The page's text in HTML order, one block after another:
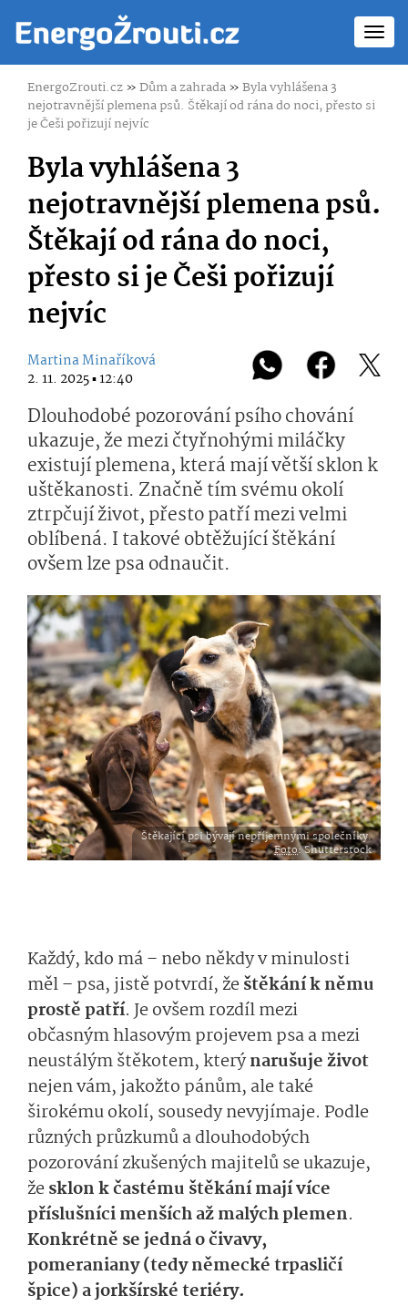
EnergoZrouti.cz»Dům a zahrada»Byla vyhlášena 3
nejotravnější plemena psů. Štěkají od rána do noci, přesto si
je Češi pořizují nejvíc
Byla vyhlášena 3
nejotravnější plemena psů.
Štěkají od rána do noci,
přesto si je Češi pořizují
nejvíc
Martina Minaříková
2. 11. 2025 ▪ 12:40
Dlouhodobé pozorování psího chování
ukazuje, že mezi čtyřnohými miláčky
existují plemena, která mají větší sklon k
uštěkanosti. Značně tím svému okolí
ztrpčují život, přesto patří mezi velmi
oblíbená. I takové obtěžující štěkání
ovšem lze psa odnaučit.
Štěkající psi bývají nepříjemnými společníky.
Foto: Shutterstock
Každý, kdo má – nebo někdy v minulosti
měl – psa, jistě potvrdí, žeštěkání k němu
prostě patří. Je ovšem rozdíl mezi
občasným hlasovým projevem psa a mezi
neustálým štěkotem, kterýnarušuje život
nejen vám, jakožto pánům, ale také
širokému okolí, sousedy nevyjímaje. Podle
různých průzkumů a dlouhodobých
pozorování zkušených majitelů se ukazuje,
žesklon k častému štěkání mají více
příslušníci menších až malých plemen.
Konkrétně se jedná o čivavy,
pomeraniany (tedy německé trpasličí
špice) a jorkšírské teriéry.